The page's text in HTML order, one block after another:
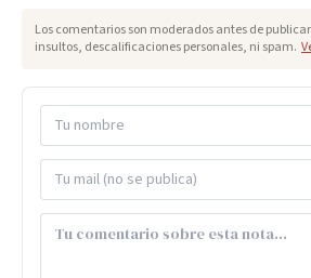
Los comentarios son moderados antes de
insultos, descalificaciones personales, ni spam.